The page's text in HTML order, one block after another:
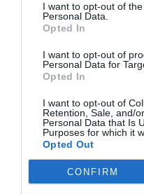
I want to opt-out of
Personal Data.
Opted In
I want to opt-out of
Personal Data for
Opted In
I want to opt-out of
Retention, Sale, and/
Personal Data that Is
Purposes for which it
Opted Out
CONFIRM
Planet Fitness
2Playbook Club2P